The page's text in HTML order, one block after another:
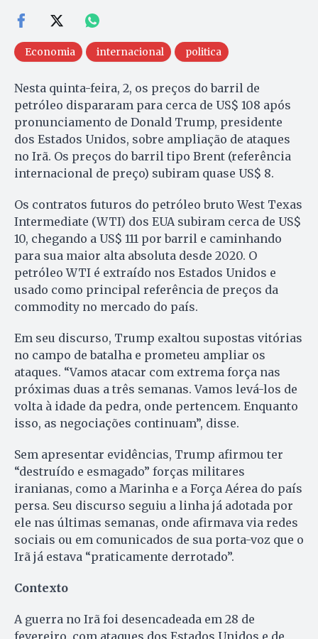
Economia internacional politica
Nesta quinta-feira, 2, os preços do barril de
petróleo dispararam para cerca de US$ 108 após
pronunciamento de Donald Trump, presidente
dos Estados Unidos, sobre ampliação de ataques
no Irã. Os preços do barril tipo Brent (referência
internacional de preço) subiram quase US$ 8.
Os contratos futuros do petróleo bruto West Texas
Intermediate (WTI) dos EUA subiram cerca de US$
10, chegando a US$ 111 por barril e caminhando
para sua maior alta absoluta desde 2020. O
petróleo WTI é extraído nos Estados Unidos e
usado como principal referência de preços da
commodity no mercado do país.
Em seu discurso, Trump exaltou supostas vitórias
no campo de batalha e prometeu ampliar os
ataques. “Vamos atacar com extrema força nas
próximas duas a três semanas. Vamos levá-los de
volta à idade da pedra, onde pertencem. Enquanto
isso, as negociações continuam”, disse.
Sem apresentar evidências, Trump afirmou ter
“destruído e esmagado” forças militares
iranianas, como a Marinha e a Força Aérea do país
persa. Seu discurso seguiu a linha já adotada por
ele nas últimas semanas, onde afirmava via redes
sociais ou em comunicados de sua porta-voz que o
Irã já estava “praticamente derrotado”.
Contexto
A guerra no Irã foi desencadeada em 28 de
fevereiro, com ataques dos Estados Unidos e de